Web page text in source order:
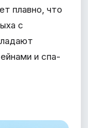
плавно, что
с
и спа-